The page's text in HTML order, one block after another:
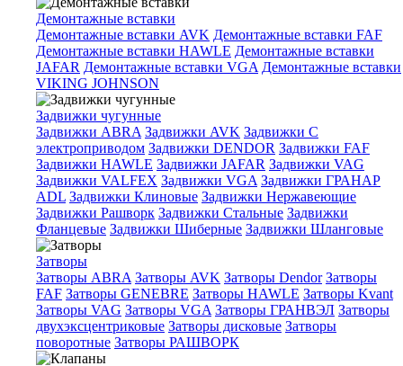
Демонтажные вставки
Демонтажные вставки AVK Демонтажные вставки FAF
Демонтажные вставки HAWLE Демонтажные вставки
JAFAR Демонтажные вставки VGA Демонтажные вставки
VIKING JOHNSON
Задвижки чугунные
Задвижки ABRA Задвижки AVK Задвижки C
электроприводом Задвижки DENDOR Задвижки FAF
Задвижки HAWLE Задвижки JAFAR Задвижки VAG
Задвижки VALFEX Задвижки VGA Задвижки ГРАНАР
ADL Задвижки Клиновые Задвижки Нержавеющие
Задвижки Рашворк Задвижки Стальные Задвижки
Фланцевые Задвижки Шиберные Задвижки Шланговые
Затворы
Затворы ABRA Затворы AVK Затворы Dendor Затворы
FAF Затворы GENEBRE Затворы HAWLE Затворы Kvant
Затворы VAG Затворы VGA Затворы ГРАНВЭЛ Затворы
двухэксцентриковые Затворы дисковые Затворы
поворотные Затворы РАШВОРК